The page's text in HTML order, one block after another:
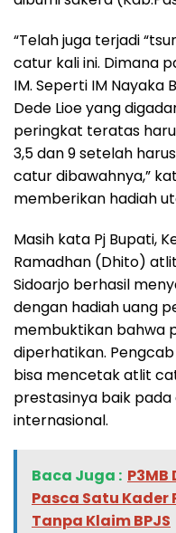
“Telah juga terjadi
catur kali ini. Dimana
IM. Seperti IM Nayaka
Dede Lioe yang
peringkat teratas
3,5 dan 9 setelah
catur dibawahnya,”
memberikan hadiah
Masih kata Pj Bupati,
Ramadhan (Dhito)
Sidoarjo berhasil
dengan hadiah uang
membuktikan bahwa
diperhatikan.
bisa mencetak atlit
prestasinya baik pada
internasional.
Baca Juga :
Pasca Satu
Tanpa Klaim BPJS